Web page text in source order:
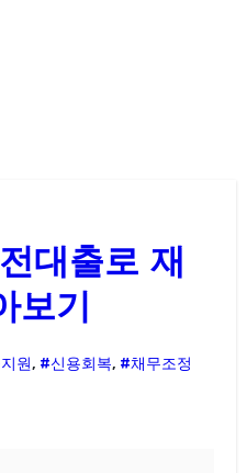
대출로 재
보기
원, #신용회복, #채무조정